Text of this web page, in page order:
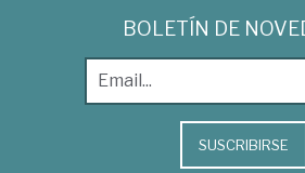
BOLETÍN DE
SUSCRIBIRSE